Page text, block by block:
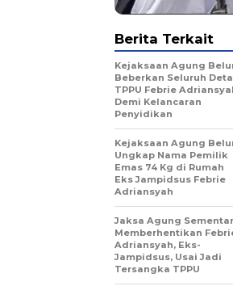
Berita Terkait
Kejaksaan Agung
Beberkan Seluruh
TPPU Febrie
Demi Kelancaran
Penyidikan
Kejaksaan Agung
Ungkap Nama Pemilik
Emas 74 Kg di Rumah
Eks Jampidsus Febrie
Adriansyah
Jaksa Agung
Memberhentikan
Adriansyah, Eks-
Jampidsus, Usai Jadi
Tersangka TPPU